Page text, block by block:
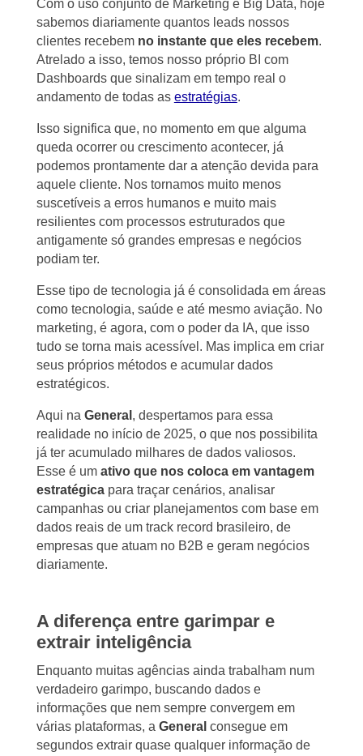
Com o uso conjunto de Marketing e Big Data, hoje
sabemos diariamente quantos leads nossos
clientes recebem no instante que eles recebem.
Atrelado a isso, temos nosso próprio BI com
Dashboards que sinalizam em tempo real o
andamento de todas as estratégias.
Isso significa que, no momento em que alguma
queda ocorrer ou crescimento acontecer, já
podemos prontamente dar a atenção devida para
aquele cliente. Nos tornamos muito menos
suscetíveis a erros humanos e muito mais
resilientes com processos estruturados que
antigamente só grandes empresas e negócios
podiam ter.
Esse tipo de tecnologia já é consolidada em áreas
como tecnologia, saúde e até mesmo aviação. No
marketing, é agora, com o poder da IA, que isso
tudo se torna mais acessível. Mas implica em criar
seus próprios métodos e acumular dados
estratégicos.
Aqui na General , despertamos para essa
realidade no início de 2025, o que nos possibilita
já ter acumulado milhares de dados valiosos.
Esse é um ativo que nos coloca em vantagem
estratégicapara traçar cenários, analisar
campanhas ou criar planejamentos com base em
dados reais de um track record brasileiro, de
empresas que atuam no B2B e geram negócios
diariamente.
A diferença entre garimpar e
extrair inteligência
Enquanto muitas agências ainda trabalham num
verdadeiro garimpo, buscando dados e
informações que nem sempre convergem em
várias plataformas, a General consegue em
segundos extrair quase qualquer informação de